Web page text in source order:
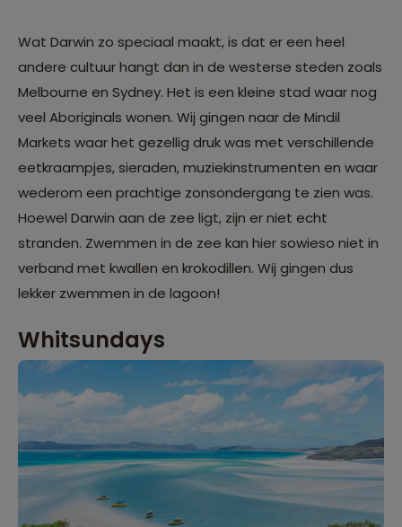
Wat Darwin zo speciaal maakt, is dat er een heel
andere cultuur hangt dan in de westerse steden zoals
Melbourne en Sydney. Het is een kleine stad waar nog
veel Aboriginals wonen. Wij gingen naar de Mindil
Markets waar het gezellig druk was met verschillende
eetkraampjes, sieraden, muziekinstrumenten en waar
wederom een prachtige zonsondergang te zien was.
Hoewel Darwin aan de zee ligt, zijn er niet echt
stranden. Zwemmen in de zee kan hier sowieso niet in
verband met kwallen en krokodillen. Wij gingen dus
lekker zwemmen in de lagoon!
Whitsundays